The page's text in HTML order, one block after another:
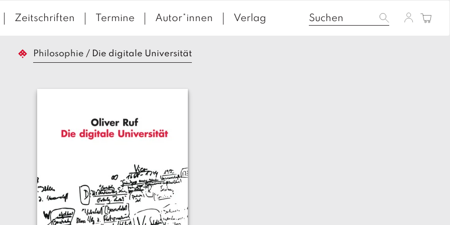
Zeitschriften Termine Autor*innen Verlag
Philosophie / Die digitale Universität